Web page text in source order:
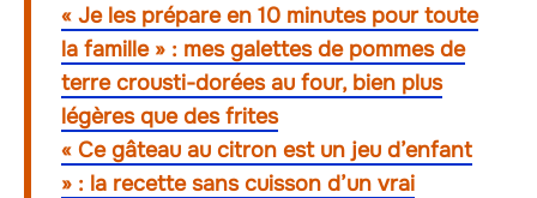
« Je les prépare en 10 minutes pour toute
la famille » : mes galettes de pommes de
terre crousti-dorées au four, bien plus
légères que des frites
« Ce gâteau au citron est un jeu d’enfant
» : la recette sans cuisson d’un vrai